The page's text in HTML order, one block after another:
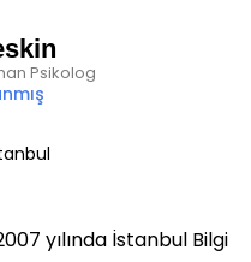
Psikolog
yılında İstanbul Bilgi